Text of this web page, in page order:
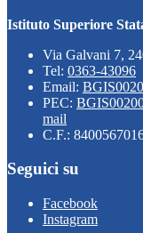
Istituto Superiore
Via Galvani 7,
Tel: 0363-43096
Email:
PEC:
mail
C.F.:
Seguici su
Facebook
Instagram